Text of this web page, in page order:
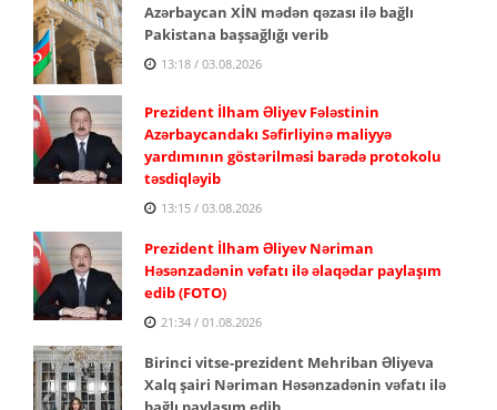
Azərbaycan XİN mədən qəzası ilə bağlı
Pakistana başsağlığı verib
13:18 / 03.08.2026
Prezident İlham Əliyev Fələstinin
Azərbaycandakı Səfirliyinə maliyyə
yardımının göstərilməsi barədə protokolu
təsdiqləyib
13:15 / 03.08.2026
Prezident İlham Əliyev Nəriman
Həsənzadənin vəfatı ilə əlaqədar paylaşım
edib (FOTO)
21:34 / 01.08.2026
Birinci vitse-prezident Mehriban Əliyeva
Xalq şairi Nəriman Həsənzadənin vəfatı ilə